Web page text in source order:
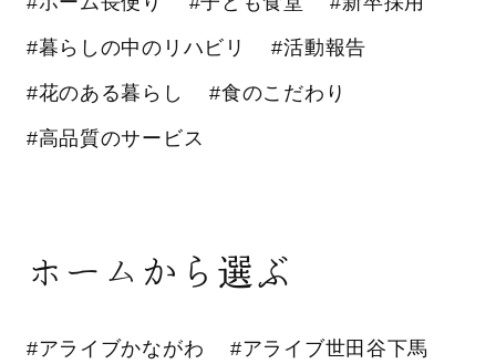
#暮らしの中のリハビリ #活動報告
#花のある暮らし #食のこだわり
#高品質のサービス
ホームから選ぶ
#アライブかながわ #アライブ世田谷下馬